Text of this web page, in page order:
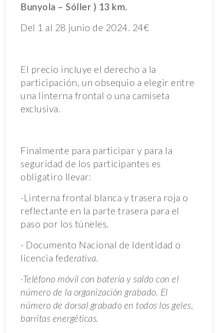
Bunyola – Sóller ) 13 km.
Del 1 al 28 junio de 2024. 24€
El precio incluye el derecho a la
participación, un obsequio a elegir entre
una linterna frontal o una camiseta
exclusiva.
Finalmente para participar y para la
seguridad de los participantes es
obligatiro llevar:
-Linterna frontal blanca y trasera roja o
reflectante en la parte trasera para el
paso por los túneles.
- Documento Nacional de Identidad o
licencia federativa.
-Teléfono móvil con batería y saldo con el
número de la organización grabado. El
número de dorsal grabado en todos los geles,
barritas energéticas.